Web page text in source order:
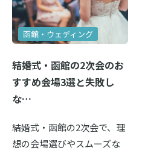
函館・ウェディング
結婚式・函館の2次会のお
すすめ会場3選と失敗し
な…
結婚式・函館の2次会で、理
想の会場選びやスムーズな